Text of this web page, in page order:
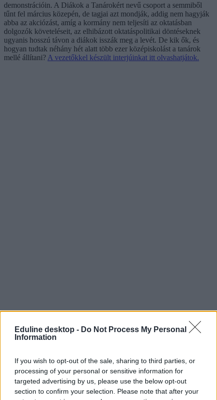
Eduline desktop - Do Not Process My Personal
Information
If you wish to opt-out of the sale, sharing to third parties, or
processing of your personal or sensitive information for
targeted advertising by us, please use the below opt-out
section to confirm your selection. Please note that after your
demonstrációin. A Diákok a Tanárokért nevű csoport a semmiből
tűnt fel március közepén, de tagjai azt mondják, addig nem hagyják
abba az akciózást, amíg a kormány nem teljesíti az oktatásban
dolgozók követeléseit, az elhibázott oktatáspolitikai döntéseknek
ugyanis hosszú távon a diákok isszák meg a levét. De kik ők, és
hogyan tudtak néhány hét alatt több ezer középiskolást a tanárok
mellé állítani? A vezetőkkel készült interjúinkat itt olvashatjátok.